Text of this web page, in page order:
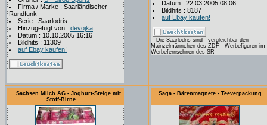
Firma / Marke : Saarländischer
Rundfunk
Serie : Saarlodris
Hinzugefügt von : devojka
Datum : 10.10.2005 16:16
Bildhits : 11309
auf Ebay kaufen!
Datum : 22.03.2005 08:06
Bildhits : 8187
auf Ebay kaufen!
Die Saarlodris sind - vergleichbar den
Mainzelmännchen des ZDF - Werbefiguren im
Werbefernsehnen des SR
Sachsen Milch AG - Joghurt-Steige mit
Stoff-Birne
Saga - Bärenmagnete - Teeverpackung